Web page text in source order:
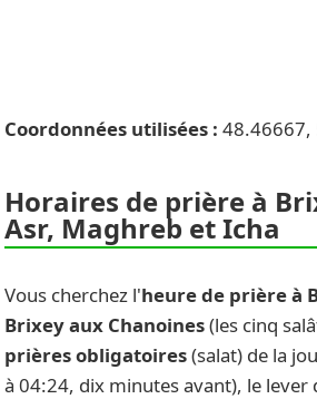
Coordonnées utilisées :
Horaires de prière à
Asr, Maghreb et Icha
Vous cherchez l'heure de prière à
Brixey aux Chanoines(les cinq
prières obligatoires(salat) de la
à 04:24, dix minutes avant), le lever